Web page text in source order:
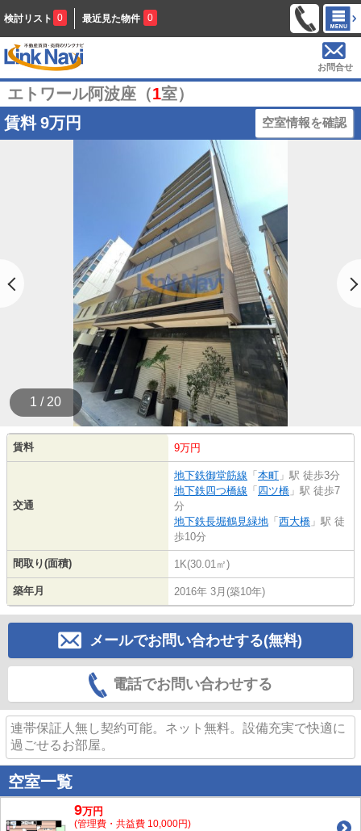
検討リスト 0 最近見た物件 0
お問合せ
エトワール阿波座（1室）
賃料 9万円 空室情報を確認
1 / 20
賃料 9万円
交通
地下鉄御堂筋線 「 本町 」駅 徒歩3分
地下鉄四つ橋線 「 四ツ橋 」駅 徒歩7
分
地下鉄長堀鶴見緑地 「 西大橋 」駅 徒
歩10分
間取り(面積) 1K(30.01㎡)
築年月 2016年 3月(築10年)
メールでお問い合わせする(無料)
電話でお問い合わせする
連帯保証人無し契約可能。ネット無料。設備充実で快適に
過ごせるお部屋。
空室一覧
9万円
(管理費・共益費 10,000円)